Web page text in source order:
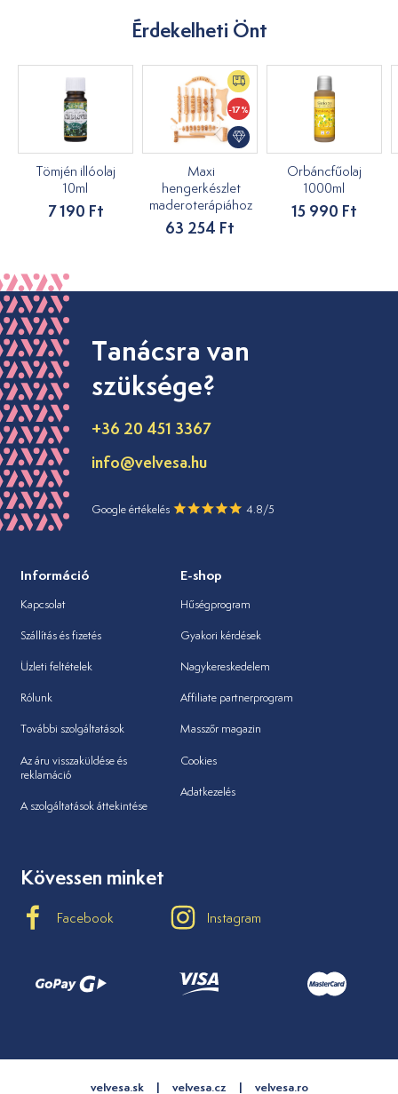
Érdekelheti Önt
Tömjén illóolaj
10ml
7 190 Ft
-17%
Maxi
hengerkészlet
maderoterápiához
63 254 Ft
Orbáncfűolaj
1000ml
15 990 Ft
Tanácsra van
szüksége?
+36 20 451 3367
info@velvesa.hu
Google értékelés 4.8/5
Információ
Kapcsolat
Szállítás és fizetés
Üzleti feltételek
Rólunk
További szolgáltatások
Az áru visszaküldése és
reklamáció
A szolgáltatások áttekintése
E-shop
Hűségprogram
Gyakori kérdések
Nagykereskedelem
Affiliate partnerprogram
Masszőr magazin
Cookies
Adatkezelés
Kövessen minket
Facebook Instagram
velvesa.sk velvesa.cz velvesa.ro